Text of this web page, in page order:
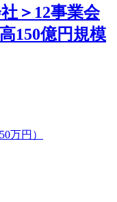
＞12事業会
150億円規模
万円）